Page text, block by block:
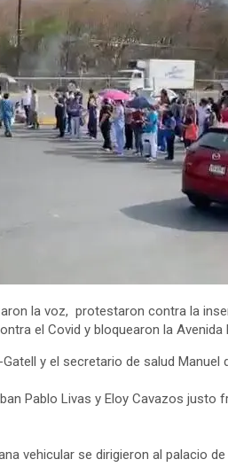
la voz, protestaron contra la
el Covid y bloquearon la Avenida
y el secretario de salud Manuel
Pablo Livas y Eloy Cavazos justo
vehicular se dirigieron al palacio